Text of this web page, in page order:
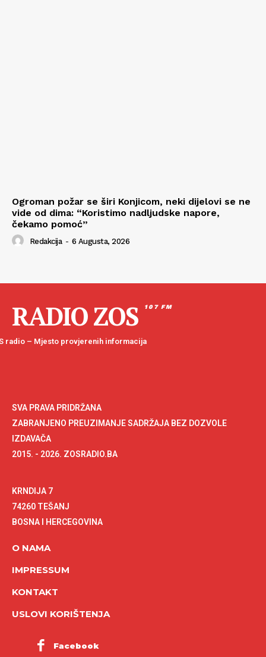
Ogroman požar se širi Konjicom, neki dijelovi se ne
vide od dima: “Koristimo nadljudske napore,
čekamo pomoć”
Redakcija - 6 Augusta, 2026
RADIO ZOS 107 FM
radio – Mjesto provjerenih informacija
SVA PRAVA PRIDRŽANA
ZABRANJENO PREUZIMANJE SADRŽAJA BEZ DOZVOLE
IZDAVAČA
2015. - 2026. ZOSRADIO.BA
KRNDIJA 7
74260 TEŠANJ
BOSNA I HERCEGOVINA
O NAMA
IMPRESSUM
KONTAKT
USLOVI KORIŠTENJA
Facebook